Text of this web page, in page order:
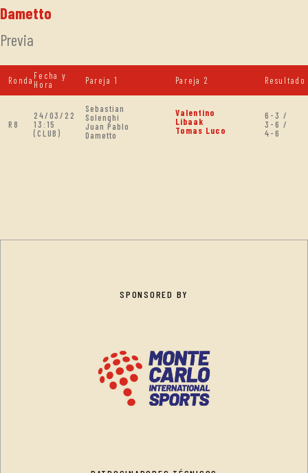
Dametto
Previa
Ronda Fecha y
Hora
Pareja 1 Pareja 2 Resultado
R8
24/03/22
13:15
(CLUB)
Sebastian
Solenghi
Juan Pablo
Dametto
Valentino
Libaak
Tomas Luco
6-3 /
3-6 /
4-6
SPONSORED BY